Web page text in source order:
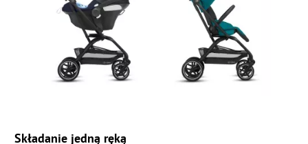
Składanie jedną ręką